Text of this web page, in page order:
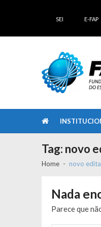
SEI E-FAP
Tag: novo
Home novo
Nada
Parece que